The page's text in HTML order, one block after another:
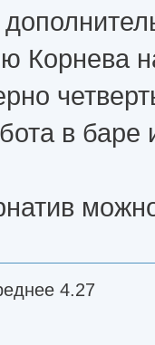
Корнева
в баре
4.27